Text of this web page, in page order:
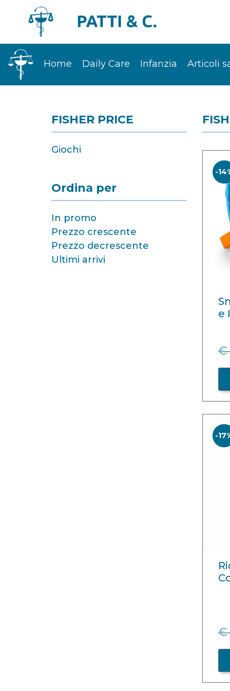
Home Daily Care Infanzia Articoli
FISHER PRICE
Giochi
Ordina per
In promo
Prezzo crescente
Prezzo decrescente
Ultimi arrivi
-
e
€
-
€